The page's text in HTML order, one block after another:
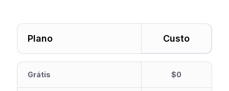
Plano Custo
Grátis $0